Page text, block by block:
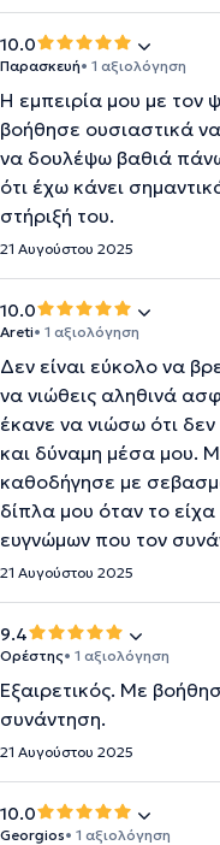
10.0
Παρασκευή• 1 αξιολόγηση
Η εμπειρία μου με τον
βοήθησε ουσιαστικά
να δουλέψω βαθιά
ότι έχω κάνει
στήριξή του.
21 Αυγούστου 2025
10.0
Areti• 1 αξιολόγηση
Δεν είναι εύκολο να
να νιώθεις αληθινά
έκανε να νιώσω ότι δεν
και δύναμη μέσα μου.
καθοδήγησε με
δίπλα μου όταν το
ευγνώμων που τον
21 Αυγούστου 2025
9.4
Ορέστης• 1 αξιολόγηση
Εξαιρετικός. Με
συνάντηση.
21 Αυγούστου 2025
10.0
Georgios• 1 αξιολόγηση